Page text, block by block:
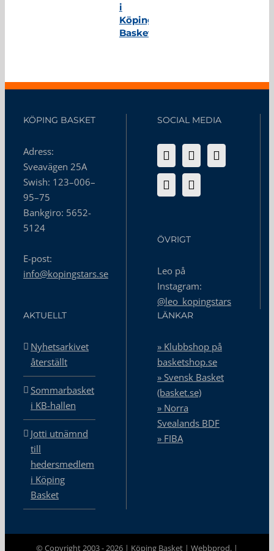
i
Köping
Basket
KÖPING BASKET
Adress:
Sveavägen 25A
Swish: 123–006–
95–75
Bankgiro: 5652-
5124
E-post:
info@kopingstars.se
SOCIAL MEDIA
ÖVRIGT
Leo på
Instagram:
@leo_kopingstars
AKTUELLT
Nyhetsarkivet
återställt
Sommarbasket
i KB-hallen
Jotti utnämnd
till
hedersmedlem
i Köping
Basket
LÄNKAR
» Klubbshop på
basketshop.se
» Svensk Basket
(basket.se)
» Norra
Svealands BDF
» FIBA
© Copyright 2003 -2026 | Köping Basket | Webbprod. |